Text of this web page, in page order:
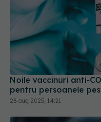
Noile vaccinuri anti-
pentru persoanele
28 aug 2025, 14:21